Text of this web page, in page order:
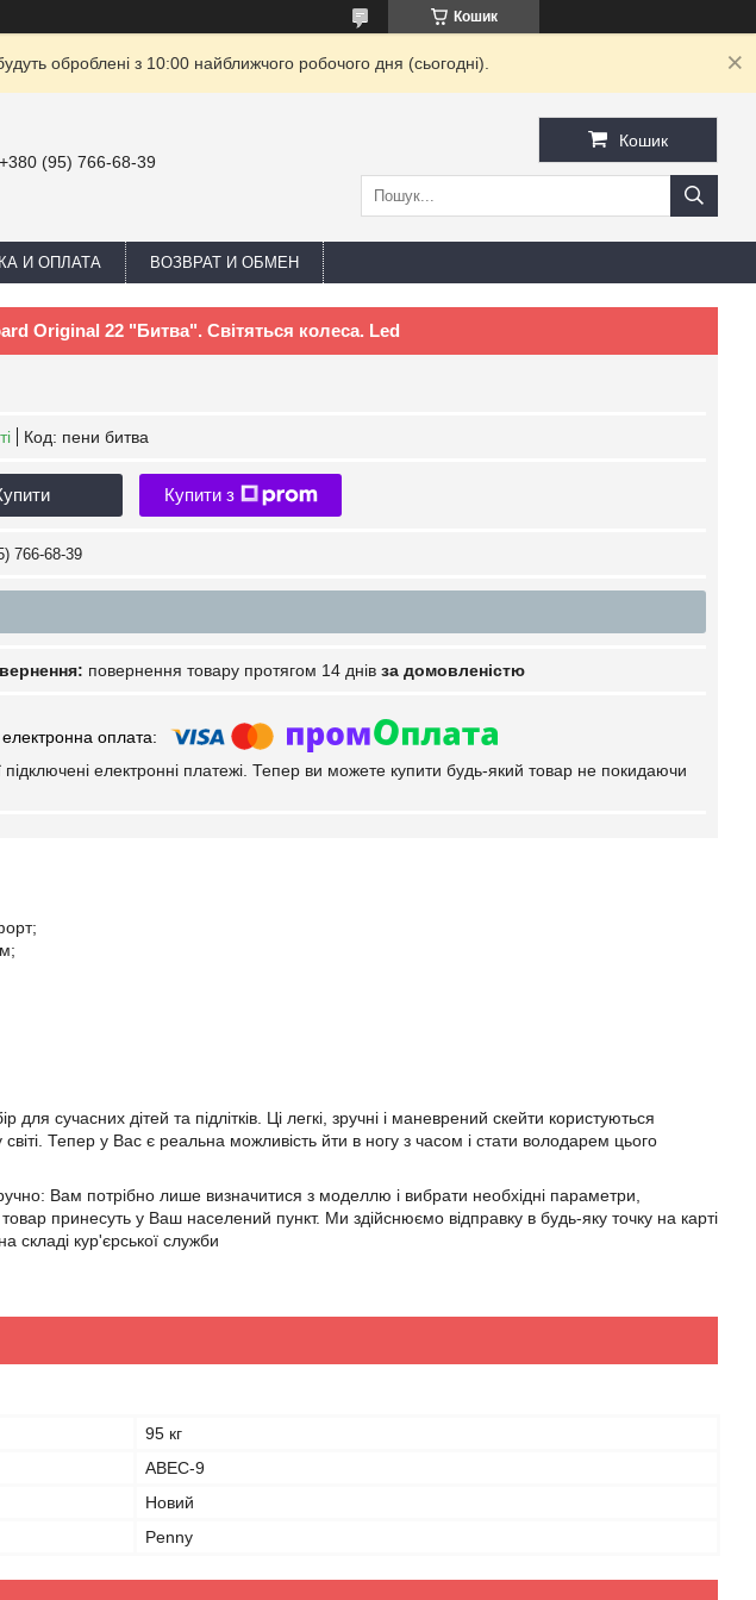
Кошик
оброблені з 10:00 найближчого робочого дня (сьогодні).
+380 (95) 766-68-39
Кошик
И ОПЛАТА ВОЗВРАТ И ОБМЕН
Original 22 "Битва". Світяться колеса. Led
Код: пени битва
Купити з
766-68-39
повернення товару протягом 14 днів за домовленістю
підключені електронні платежі. Тепер ви можете купити будь-який товар не покидаючи
для сучасних дітей та підлітків. Ці легкі, зручні і маневрений скейти користуються
Тепер у Вас є реальна можливість йти в ногу з часом і стати володарем цього
Вам потрібно лише визначитися з моделлю і вибрати необхідні параметри,
принесуть у Ваш населений пункт. Ми здійснюємо відправку в будь-яку точку на карті
складі кур'єрської служби
95 кг
ABEC-9
Новий
Penny